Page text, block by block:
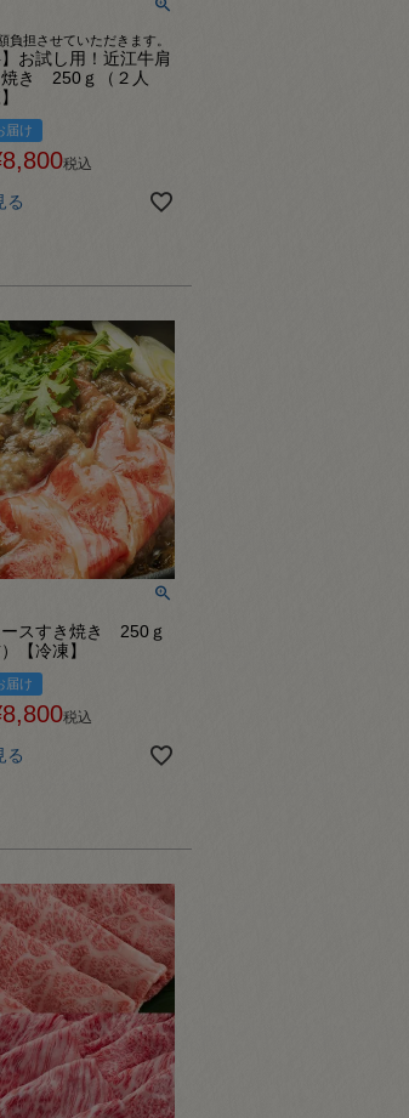
負担させていただきます。
】お試し用！近江牛肩
焼き 250ｇ（２人
届け
8,800税込
る
スすき焼き 250ｇ
【冷凍】
届け
8,800税込
る